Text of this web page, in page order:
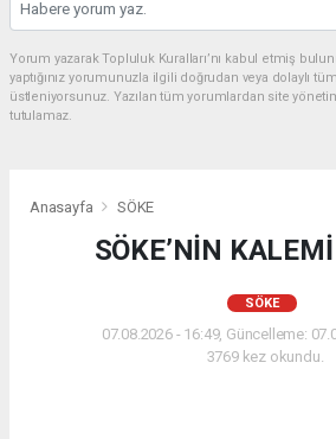
Yorum yazarak Topluluk Kuralları’nı kabul etmiş
yaptığınız yorumunuzla ilgili doğrudan veya dolaylı
üstleniyorsunuz. Yazılan tüm yorumlardan site
tutulamaz.
Anasayfa SÖKE
SÖKE’NİN
SÖKE
07.08.2026 - 16:49, Güncelleme:
3769 kez okundu.